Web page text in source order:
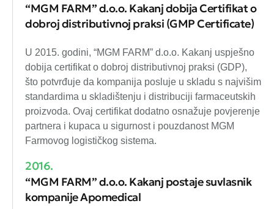
“MGM FARM” d.o.o. Kakanj dobija Certifikat o
dobroj distributivnoj praksi (GMP Certificate)
U 2015. godini, “MGM FARM” d.o.o. Kakanj uspješno
dobija certifikat o dobroj distributivnoj praksi (GDP),
što potvrđuje da kompanija posluje u skladu s najvišim
standardima u skladištenju i distribuciji farmaceutskih
proizvoda. Ovaj certifikat dodatno osnažuje povjerenje
partnera i kupaca u sigurnost i pouzdanost MGM
Farmovog logističkog sistema.
2016.
“MGM FARM” d.o.o. Kakanj postaje suvlasnik
kompanije Apomedical